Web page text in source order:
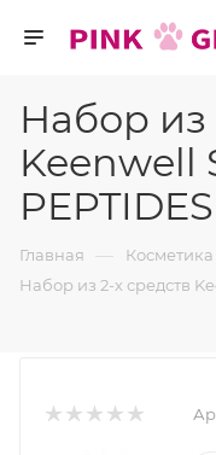
Набор из
Keenwell
Главная — Косметика
Набор из 2-х средств